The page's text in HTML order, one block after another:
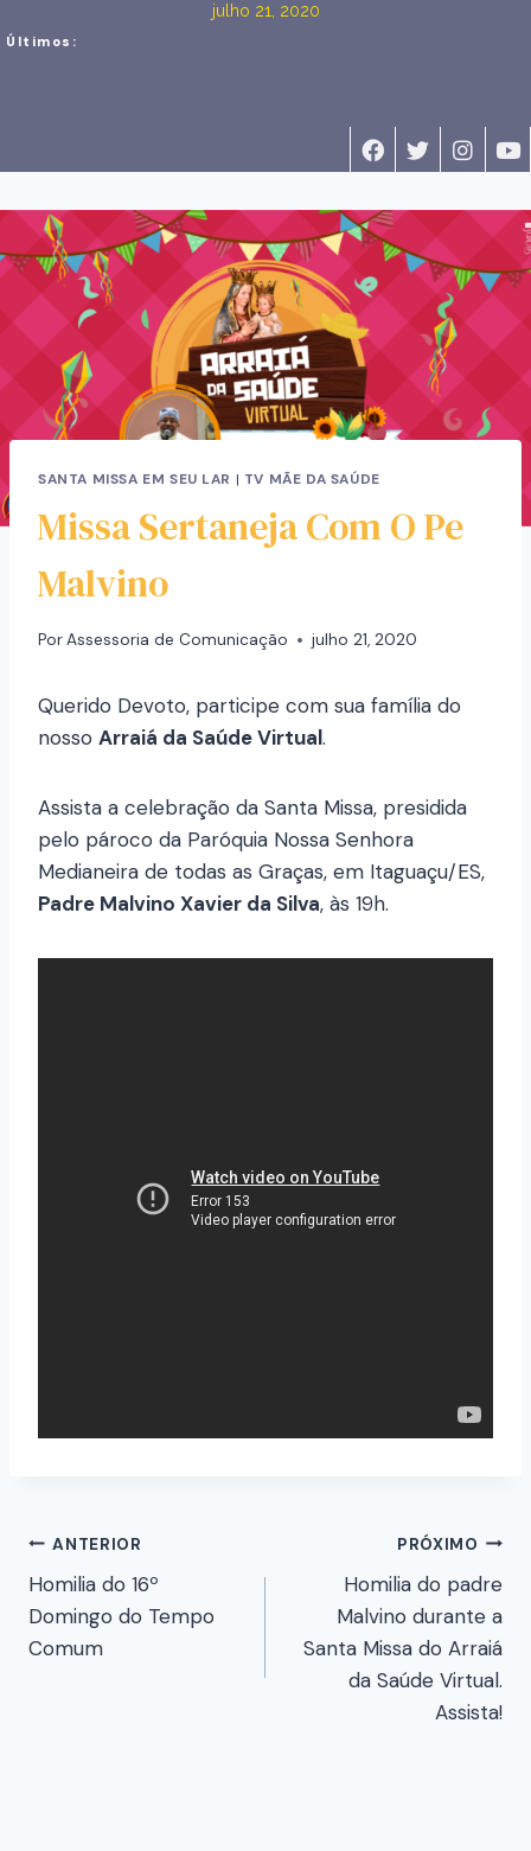
julho 21, 2020
Últimos:
SANTA MISSA EM SEU LAR | TV MÃE DA SAÚDE
Missa Sertaneja Com O Pe
Malvino
PorAssessoria de Comunicação julho 21, 2020
Querido Devoto, participe com sua família do
nosso Arraiá da Saúde Virtual.
Assista a celebração da Santa Missa, presidida
pelo pároco da Paróquia Nossa Senhora
Medianeira de todas as Graças, em Itaguaçu/ES,
Padre Malvino Xavier da Silva, às 19h.
ANTERIOR
Homilia do 16º
Domingo do Tempo
Comum
PRÓXIMO
Homilia do padre
Malvino durante a
Santa Missa do Arraiá
da Saúde Virtual.
Assista!